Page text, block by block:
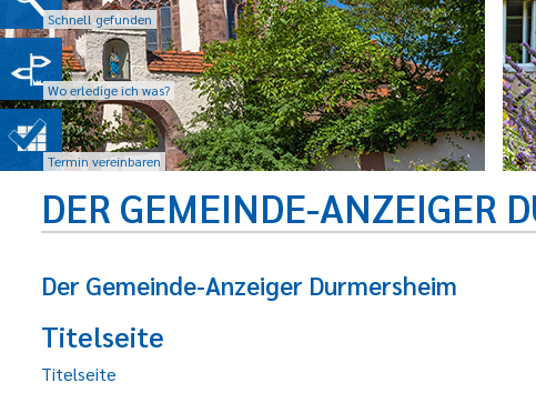
Schnell gefunden
Wo erledige ich was?
Termin vereinbaren
DER GEMEINDE-ANZEIGER
Der Gemeinde-Anzeiger Durmersheim
Titelseite
Titelseite